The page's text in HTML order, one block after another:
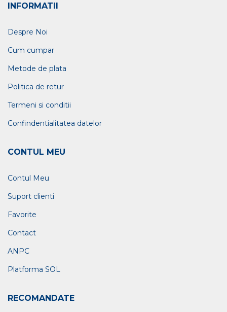
INFORMATII
Despre Noi
Cum cumpar
Metode de plata
Politica de retur
Termeni si conditii
Confindentialitatea datelor
CONTUL MEU
Contul Meu
Suport clienti
Favorite
Contact
ANPC
Platforma SOL
RECOMANDATE